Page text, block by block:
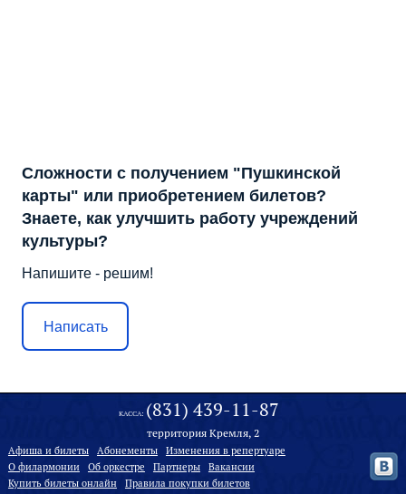
Сложности с получением "Пушкинской
карты" или приобретением билетов?
Знаете, как улучшить работу учреждений
культуры?
Напишите - решим!
Написать
КАССА: (831) 439-11-87
территория Кремля, 2
Афиша и билеты Абонементы
Изменения в репертуаре
О филармонии
Oб оркестре Партнеры
Вакансии
Купить билеты онлайн
Правила покупки билетов